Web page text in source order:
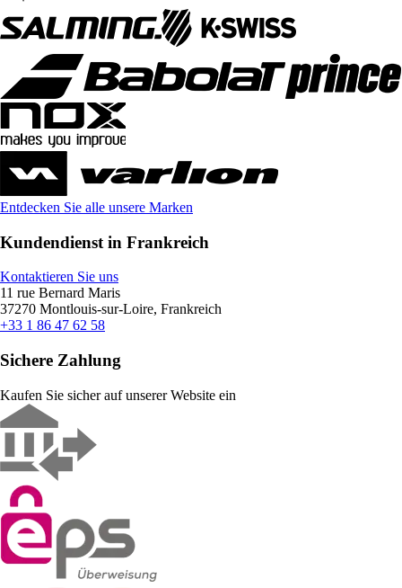
Entdecken Sie alle unsere Marken
Kundendienst in Frankreich
Kontaktieren Sie uns
11 rue Bernard Maris
37270 Montlouis-sur-Loire, Frankreich
+33 1 86 47 62 58
Sichere Zahlung
Kaufen Sie sicher auf unserer Website ein